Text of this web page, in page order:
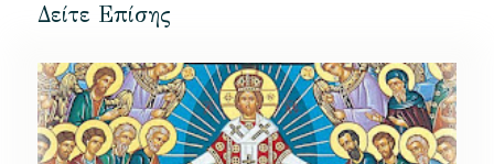
Δείτε Επίσης